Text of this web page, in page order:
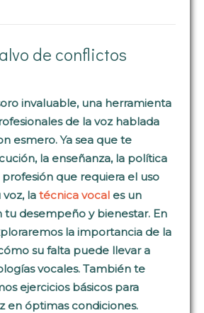
de conflictos
invaluable, una herramienta
de la voz hablada
esmero. Ya sea que te
la enseñanza, la política
que requiera el uso
la técnica vocal es un
tu desempeño y bienestar. En
la importancia de la
su falta puede llevar a
vocales. También te
ejercicios básicos para
en óptimas condiciones.